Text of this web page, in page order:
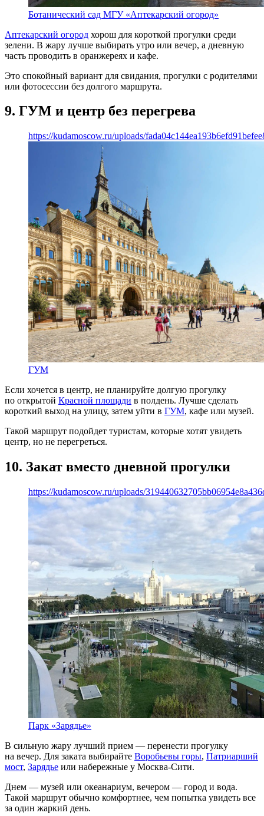
Ботанический сад МГУ «Аптекарский огород»
Аптекарский огород хорош для короткой прогулки среди
зелени. В жару лучше выбирать утро или вечер, а дневную
часть проводить в оранжереях и кафе.
Это спокойный вариант для свидания, прогулки с родителями
или фотосессии без долгого маршрута.
9. ГУМ и центр без перегрева
https://kudamoscow.ru/uploads/
ГУМ
Если хочется в центр, не планируйте долгую прогулку
по открытой Красной площади в полдень. Лучше сделать
короткий выход на улицу, затем уйти в ГУМ, кафе или музей.
Такой маршрут подойдет туристам, которые хотят увидеть
центр, но не перегреться.
10. Закат вместо дневной прогулки
https://kudamoscow.ru/uploads/
Парк «Зарядье»
В сильную жару лучший прием — перенести прогулку
на вечер. Для заката выбирайте Воробьевы горы, Патриарший
мост, Зарядье или набережные у Москва-Сити.
Днем — музей или океанариум, вечером — город и вода.
Такой маршрут обычно комфортнее, чем попытка увидеть все
за один жаркий день.